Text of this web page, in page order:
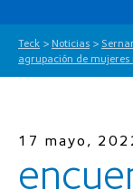
Teck > Noticias >
agrupación de mujeres
17 mayo,